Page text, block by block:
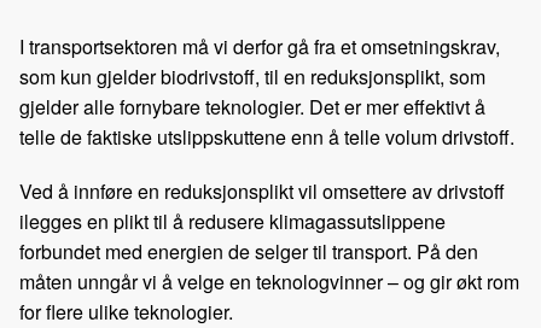
I transportsektoren må vi derfor gå fra et omsetningskrav,
som kun gjelder biodrivstoff, til en reduksjonsplikt, som
gjelder alle fornybare teknologier. Det er mer effektivt å
telle de faktiske utslippskuttene enn å telle volum drivstoff.
Ved å innføre en reduksjonsplikt vil omsettere av drivstoff
ilegges en plikt til å redusere klimagassutslippene
forbundet med energien de selger til transport. På den
måten unngår vi å velge en teknologvinner – og gir økt rom
for flere ulike teknologier.